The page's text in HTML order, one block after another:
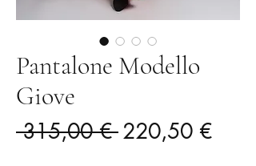
Pantalone Modello
Giove
315,00 € Prezzo
220,50 €Prezzo